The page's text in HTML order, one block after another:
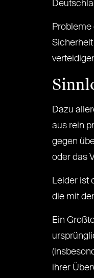
Probleme
Dazu
aus rein
gegen
oder das
Leider ist
die mit
Ein
ihrer